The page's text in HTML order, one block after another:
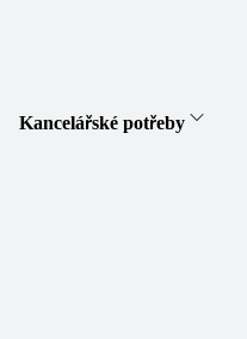
Kancelářské potřeby